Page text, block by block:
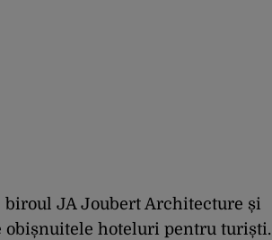
biroul JA Joubert Architecture și
obișnuitele hoteluri pentru turiști.